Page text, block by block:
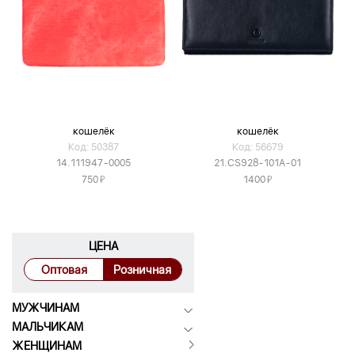
кошелёк
Код: 50387
14.111947-0005
750Я
кошелёк
Код: 56679
21.CS928-101A-01
1400Я
ЦЕНА
Оптовая
Розничная
МУЖЧИНАМ
МАЛЬЧИКАМ
ЖЕНЩИНАМ